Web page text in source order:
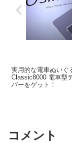
実用的な電車ぬいぐ
Classic8000 電車型
バーをゲット！
コメント